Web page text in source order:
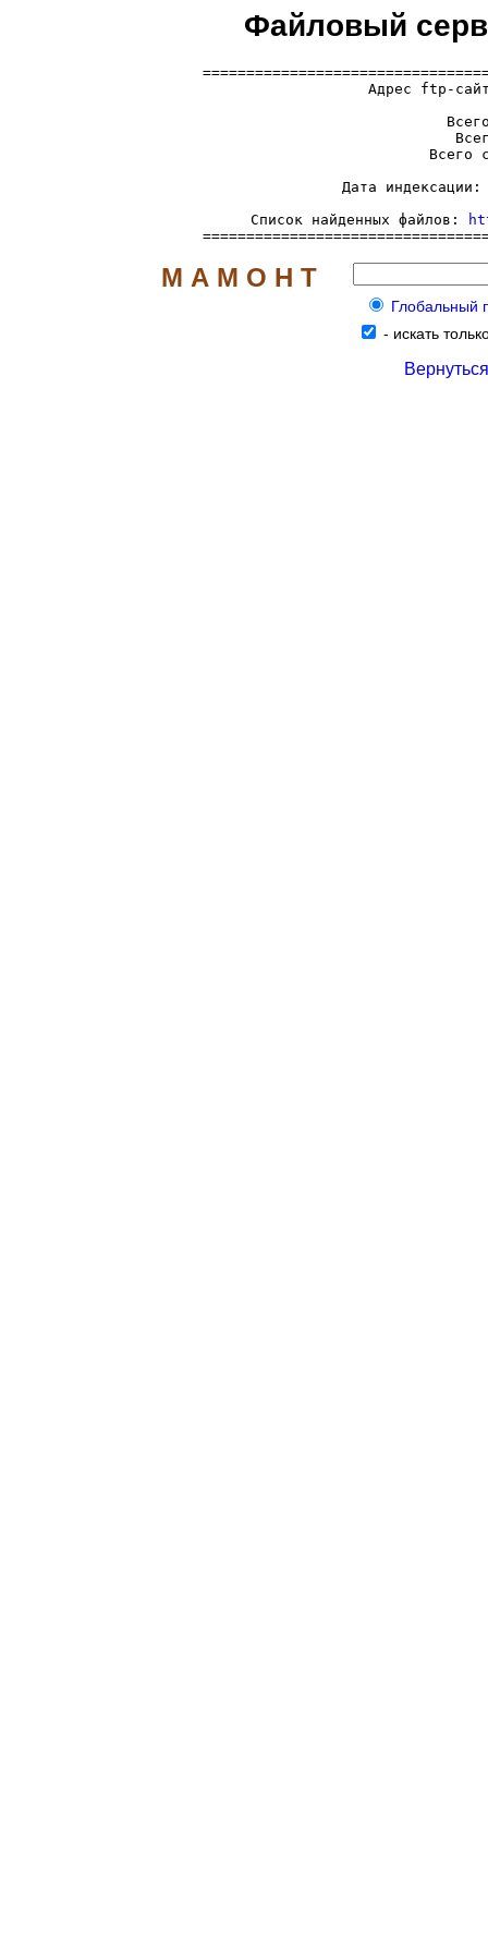
Файловый
Адрес ftp-
Всего
Дата
     Список найденных файлов:
М А М О Н Т
Глобальный
- искать